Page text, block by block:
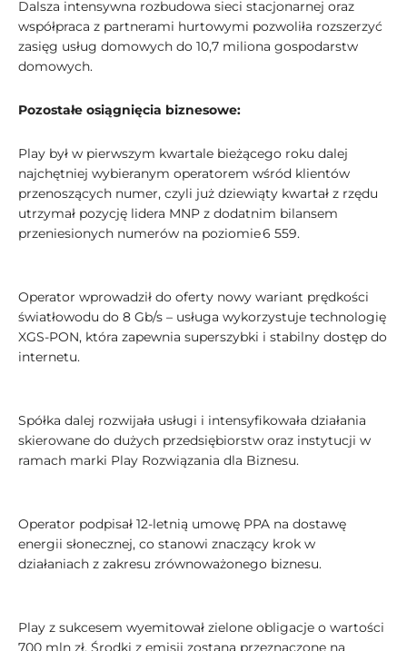
Dalsza intensywna rozbudowa sieci stacjonarnej oraz
współpraca z partnerami hurtowymi pozwoliła rozszerzyć
zasięg usług domowych do 10,7 miliona gospodarstw
domowych.
Pozostałe osiągnięcia biznesowe:
Play był w pierwszym kwartale bieżącego roku dalej
najchętniej wybieranym operatorem wśród klientów
przenoszących numer, czyli już dziewiąty kwartał z rzędu
utrzymał pozycję lidera MNP z dodatnim bilansem
przeniesionych numerów na poziomie 6 559.
Operator wprowadził do oferty nowy wariant prędkości
światłowodu do 8 Gb/s – usługa wykorzystuje technologię
XGS-PON, która zapewnia superszybki i stabilny dostęp do
internetu.
Spółka dalej rozwijała usługi i intensyfikowała działania
skierowane do dużych przedsiębiorstw oraz instytucji w
ramach marki Play Rozwiązania dla Biznesu.
Operator podpisał 12-letnią umowę PPA na dostawę
energii słonecznej, co stanowi znaczący krok w
działaniach z zakresu zrównoważonego biznesu.
Play z sukcesem wyemitował zielone obligacje o wartości
700 mln zł. Środki z emisji zostaną przeznaczone na